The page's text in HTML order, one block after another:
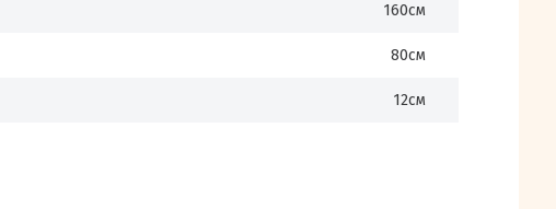
160см
80см
12см